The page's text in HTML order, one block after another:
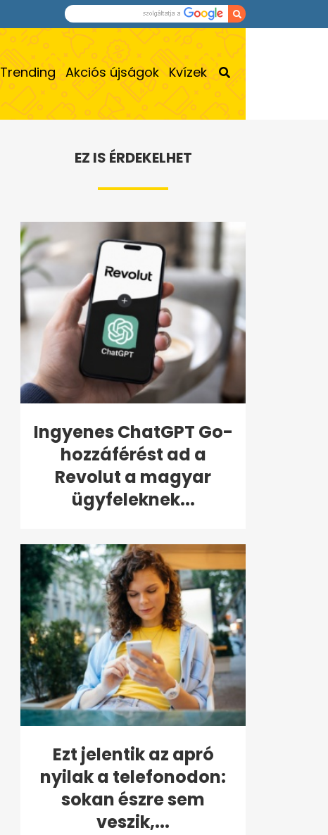
Trending Akciós újságok Kvízek
EZ IS ÉRDEKELHET
Ingyenes ChatGPT Go-
hozzáférést ad a
Revolut a magyar
ügyfeleknek...
Ezt jelentik az apró
nyilak a telefonodon:
sokan észre sem
veszik,...